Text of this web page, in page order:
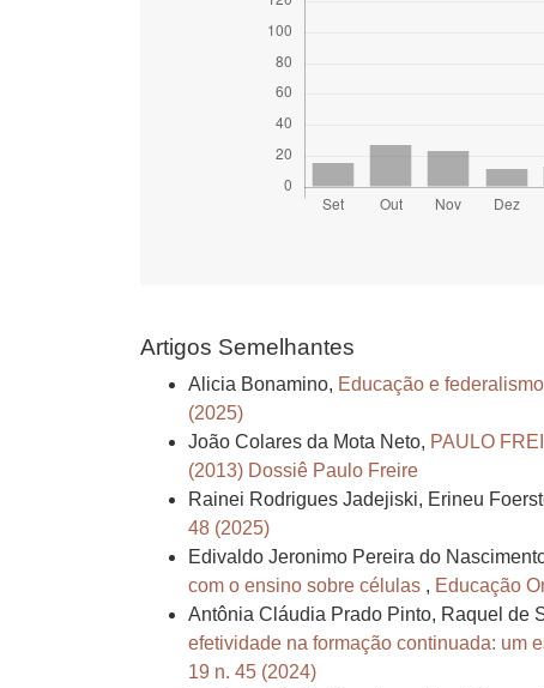
Artigos Semelhantes
Alicia Bonamino, Educação e
(2025)
João Colares da Mota Neto, PAULO
(2013) Dossiê Paulo Freire
Rainei Rodrigues Jadejiski, Erineu
48 (2025)
Edivaldo Jeronimo Pereira do
com o ensino sobre células , Educação
Antônia Cláudia Prado Pinto, Raquel de
efetividade na formação continuada: um
19 n. 45 (2024)